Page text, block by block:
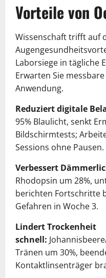
Vorteile von
Wissenschaft trifft auf
Laborsiege in tägliche
Erwarten Sie
Anwendung.
Reduziert digitale
95% Blaulicht, senkt
Bildschirmtests;
Sessions ohne Pausen.
Verbessert
Rhodopsin um 28%,
berichten Fortschritte
Gefahren in Woche 3.
Lindert Trockenheit
schnell:
Tränen um 30%,
Kontaktlinsenträger